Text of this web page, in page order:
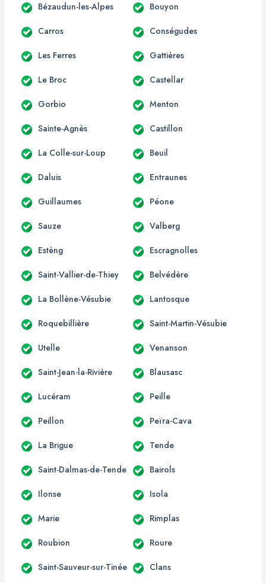
Bézaudun-les-Alpes Bouyon
Carros Conségudes
Les Ferres Gattières
Le Broc Castellar
Gorbio Menton
Sainte-Agnès Castillon
La Colle-sur-Loup Beuil
Daluis Entraunes
Guillaumes Péone
Sauze Valberg
Estèng Escragnolles
Saint-Vallier-de-Thiey Belvédère
La Bollène-Vésubie Lantosque
Roquebillière Saint-Martin-Vésubie
Utelle Venanson
Saint-Jean-la-Rivière Blausasc
Lucéram Peille
Peillon Peïra-Cava
La Brigue Tende
Saint-Dalmas-de-Tende Bairols
Ilonse Isola
Marie Rimplas
Roubion Roure
Saint-Sauveur-sur-Tinée Clans